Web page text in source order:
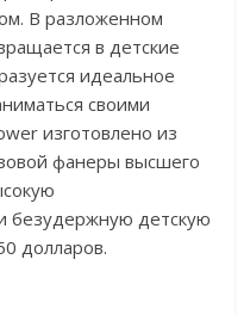
В разложенном
в детские
идеальное
своими
изготовлено из
фанеры высшего
безудержную детскую
долларов.